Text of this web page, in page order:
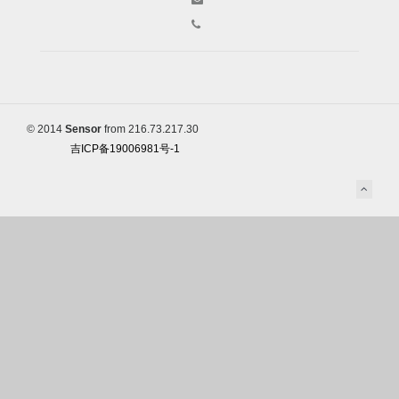
© 2014 Sensor from 216.73.217.30
吉ICP备19006981号-1